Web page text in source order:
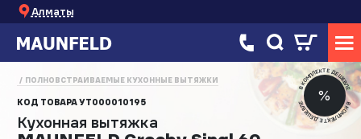
Алматы
%
В КОМПЛЕКТЕ ДЕШЕВЛЕ
В КОМПЛЕКТЕ ДЕШЕВЛЕ
ПОЛНОВСТРАИВАЕМЫЕ КУХОННЫЕ ВЫТЯЖКИ
КОД ТОВАРАУТ000010195
Кухонная вытяжка